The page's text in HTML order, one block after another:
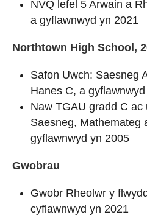
NVQ lefel 5 Arwain a
a gyflawnwyd yn 2021
Northtown High School,
Safon Uwch: Saesneg
Hanes C, a
Naw TGAU gradd C
Saesneg, Mathemateg
gyflawnwyd yn 2005
Gwobrau
Gwobr Rheolwr y
cyflawnwyd yn 2021